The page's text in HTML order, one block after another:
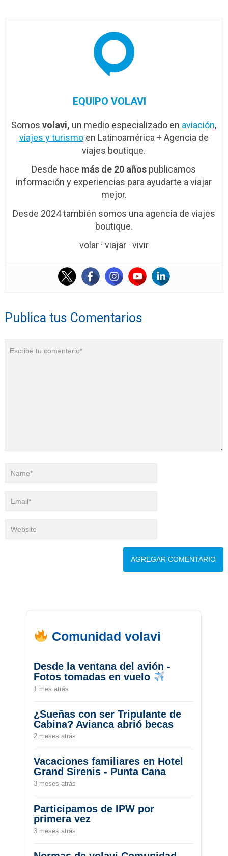
EQUIPO VOLAVI
Somosvolavi, un medio especializado en aviación,
viajes y turismoen Latinoamérica + Agencia de
viajes boutique.
Desde hace más de 20 años publicamos
información y experiencias para ayudarte a viajar
mejor.
Desde 2024 también somos una agencia de viajes
boutique.
volar · viajar · vivir
Publica tus Comentarios
Comunidad volavi
Desde la ventana del avión -
Fotos tomadas en vuelo
1 mes atrás
¿Sueñas con ser Tripulante de
Cabina? Avianca abrió becas
2 meses atrás
Vacaciones familiares en Hotel
Grand Sirenis - Punta Cana
3 meses atrás
Participamos de IPW por
primera vez
3 meses atrás